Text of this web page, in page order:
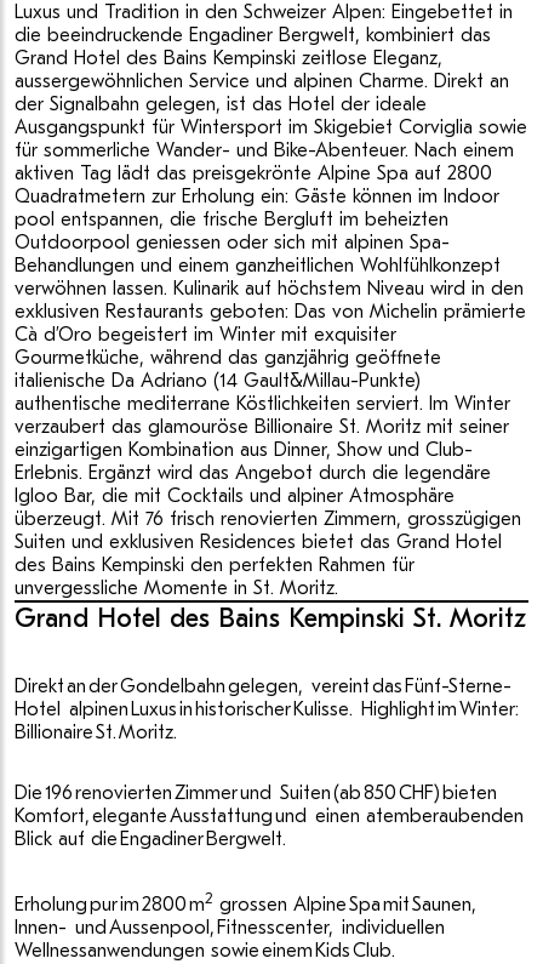
Luxus und Tradition in den Schweizer Alpen: Eingebettet in
die beeindruckende Engadiner Bergwelt, kombiniert das
Grand Hotel des Bains Kempinski zeitlose Eleganz,
aussergewöhnlichen Service und alpinen Charme. Direkt an
der Signalbahn gelegen, ist das Hotel der ideale
Ausgangspunkt für Wintersport im Skigebiet Corviglia sowie
für sommerliche Wander- und Bike-Abenteuer. Nach einem
aktiven Tag lädt das preisgekrönte Alpine Spa auf 2800
Quadratmetern zur Erholung ein: Gäste können im Indoor
pool entspannen, die frische Bergluft im beheizten
Outdoorpool geniessen oder sich mit alpinen Spa-
Behandlungen und einem ganzheitlichen Wohlfühlkonzept
verwöhnen lassen. Kulinarik auf höchstem Niveau wird in den
exklusiven Restaurants geboten: Das von Michelin prämierte
Cà d’Oro begeistert im Winter mit exquisiter
Gourmetküche, während das ganzjährig geöffnete
italienische Da Adriano (14 Gault&Millau-Punkte)
authentische mediterrane Köstlichkeiten serviert. Im Winter
verzaubert das glamouröse Billionaire St. Moritz mit seiner
einzigartigen Kombination aus Dinner, Show und Club-
Erlebnis. Ergänzt wird das Angebot durch die legendäre
Igloo Bar, die mit Cocktails und alpiner Atmosphäre
überzeugt. Mit 76 frisch renovierten Zimmern, grosszügigen
Suiten und exklusiven Residences bietet das Grand Hotel
des Bains Kempinski den perfekten Rahmen für
unvergessliche Momente in St. Moritz.
Grand Hotel des Bains Kempinski St. Moritz
Direkt an der Gondelbahn gelegen, vereint das Fünf-Sterne-
Hotel alpinen Luxus in historischer Kulisse. Highlight im Winter:
Billionaire St. Moritz.
Die 196 renovierten Zimmer und Suiten (ab 850 CHF) bieten
Komfort, elegante Ausstattung und einen atemberaubenden
Blick auf die Engadiner Bergwelt.
Erholung pur im 2800 m2 grossen Alpine Spa mit Saunen,
Innen- und Aussenpool, Fitnesscenter, individuellen
Wellnessanwendungen sowie einem Kids Club.